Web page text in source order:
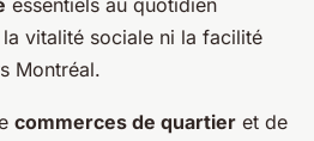
vitalité sociale ni la facilité
Montréal.
commerces de quartier et de